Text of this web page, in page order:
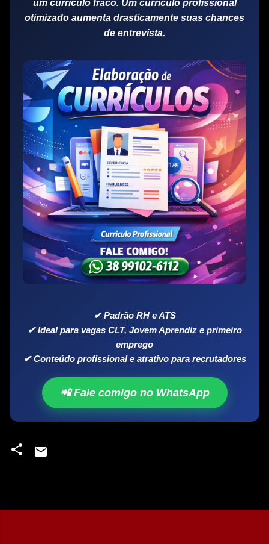
um currículo fraco. Um currículo profissional
otimizado aumenta drasticamente suas chances
de entrevista.
✔ Padrão RH e ATS
✔ Ideal para vagas CLT, Jovem Aprendiz e primeiro
emprego
✔ Conteúdo profissional e atrativo para recrutadores
📲 Fale comigo no WhatsApp